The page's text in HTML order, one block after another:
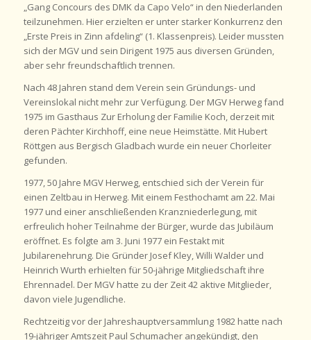
„Gang Concours des DMK da Capo Velo“ in den Niederlanden
teilzunehmen. Hier erzielten er unter starker Konkurrenz den
„Erste Preis in Zinn afdeling“ (1. Klassenpreis). Leider mussten
sich der MGV und sein Dirigent 1975 aus diversen Gründen,
aber sehr freundschaftlich trennen.
Nach 48 Jahren stand dem Verein sein Gründungs- und
Vereinslokal nicht mehr zur Verfügung. Der MGV Herweg fand
1975 im Gasthaus Zur Erholung der Familie Koch, derzeit mit
deren Pächter Kirchhoff, eine neue Heimstätte. Mit Hubert
Röttgen aus Bergisch Gladbach wurde ein neuer Chorleiter
gefunden.
1977, 50 Jahre MGV Herweg, entschied sich der Verein für
einen Zeltbau in Herweg. Mit einem Festhochamt am 22. Mai
1977 und einer anschließenden Kranzniederlegung, mit
erfreulich hoher Teilnahme der Bürger, wurde das Jubiläum
eröffnet. Es folgte am 3. Juni 1977 ein Festakt mit
Jubilarenehrung. Die Gründer Josef Kley, Willi Walder und
Heinrich Wurth erhielten für 50-jährige Mitgliedschaft ihre
Ehrennadel. Der MGV hatte zu der Zeit 42 aktive Mitglieder,
davon viele Jugendliche.
Rechtzeitig vor der Jahreshauptversammlung 1982 hatte nach
19-jähriger Amtszeit Paul Schumacher angekündigt, den